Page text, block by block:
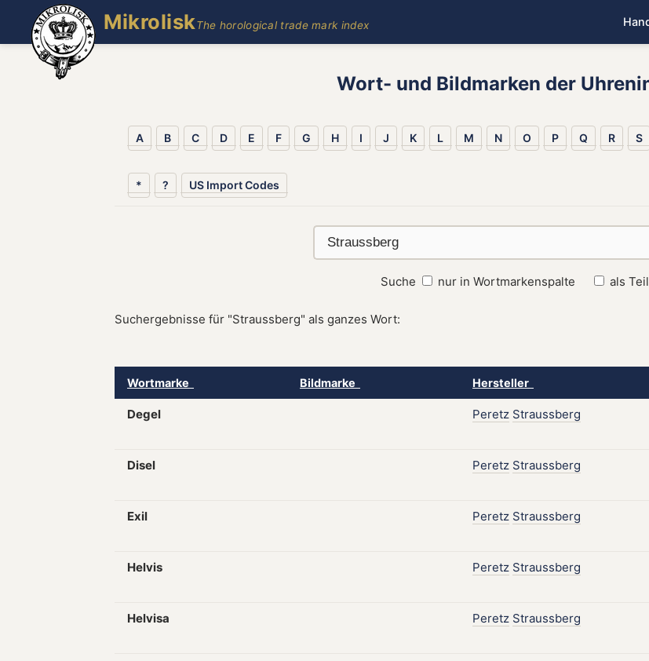
MikroliskThe horological trade mark index
Wort- und Bildmarken der
A B C D E F G H I J K L M N O P Q R S
* ? US Import Codes
Suche nur in Wortmarkenspalte als
Suchergebnisse für "Straussberg" als ganzes Wort:
Wortmarke Bildmarke Hersteller
Degel Peretz Straussberg
Disel Peretz Straussberg
Exil Peretz Straussberg
Helvis Peretz Straussberg
Helvisa Peretz Straussberg